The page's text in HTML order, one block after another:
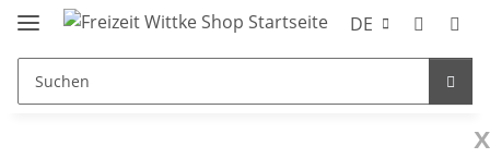
DE
x